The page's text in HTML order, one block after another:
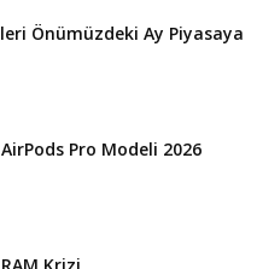
Önümüzdeki Ay Piyasaya
Pro Modeli 2026
Krizi